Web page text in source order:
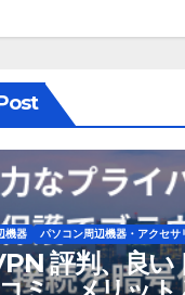
機器 パソコン周辺機器・アクセサ
口コミ、